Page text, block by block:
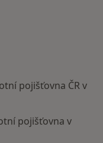
pojišťovna ČR v
pojišťovna v